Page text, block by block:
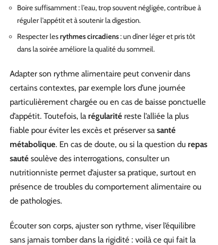
Boire suffisamment : l’eau, trop souvent négligée, contribue à
réguler l’appétit et à soutenir la digestion.
Respecter lesrythmes circadiens: un dîner léger et pris tôt
dans la soirée améliore la qualité du sommeil.
Adapter son rythme alimentaire peut convenir dans
certains contextes, par exemple lors d’une journée
particulièrement chargée ou en cas de baisse ponctuelle
d’appétit. Toutefois, la régularité reste l’alliée la plus
fiable pour éviter les excès et préserver sa santé
métabolique. En cas de doute, ou si la question du repas
sauté soulève des interrogations, consulter un
nutritionniste permet d’ajuster sa pratique, surtout en
présence de troubles du comportement alimentaire ou
de pathologies.
Écouter son corps, ajuster son rythme, viser l’équilibre
sans jamais tomber dans la rigidité : voilà ce qui fait la